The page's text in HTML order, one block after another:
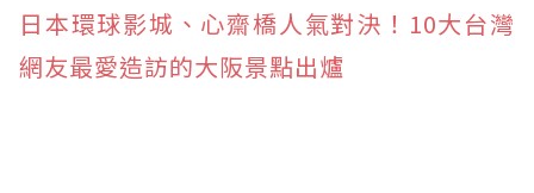
日本環球影城、心齋橋人氣對決！10大台灣
網友最愛造訪的大阪景點出爐